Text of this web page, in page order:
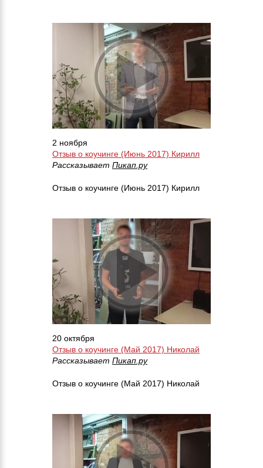
2 ноября
Отзыв о коучинге (Июнь 2017) Кирилл
Рассказывает Пикап.ру
Отзыв о коучинге (Июнь 2017) Кирилл
20 октября
Отзыв о коучинге (Май 2017) Николай
Рассказывает Пикап.ру
Отзыв о коучинге (Май 2017) Николай